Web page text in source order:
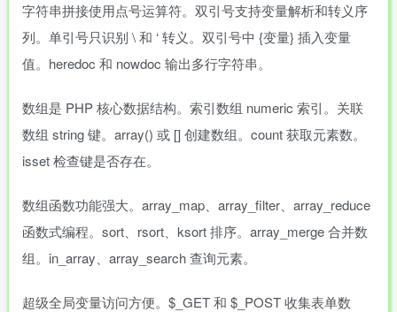
字符串拼接使用点号运算符。双引号支持变量解析和转义序
列。单引号只识别 \ 和 ‘ 转义。双引号中 {变量} 插入变量
值。heredoc 和 nowdoc 输出多行字符串。
数组是 PHP 核心数据结构。索引数组 numeric 索引。关联
数组 string 键。array() 或 [] 创建数组。count 获取元素数。
isset 检查键是否存在。
数组函数功能强大。array_map、array_filter、array_reduce
函数式编程。sort、rsort、ksort 排序。array_merge 合并数
组。in_array、array_search 查询元素。
超级全局变量访问方便。$_GET 和 $_POST 收集表单数